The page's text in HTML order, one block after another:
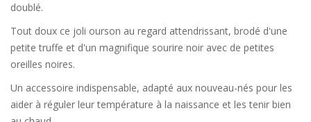
doublé.
Tout doux ce joli ourson au regard attendrissant, brodé d'une
petite truffe et d'un magnifique sourire noir avec de petites
oreilles noires.
Un accessoire indispensable, adapté aux nouveau-nés pour les
aider à réguler leur température à la naissance et les tenir bien